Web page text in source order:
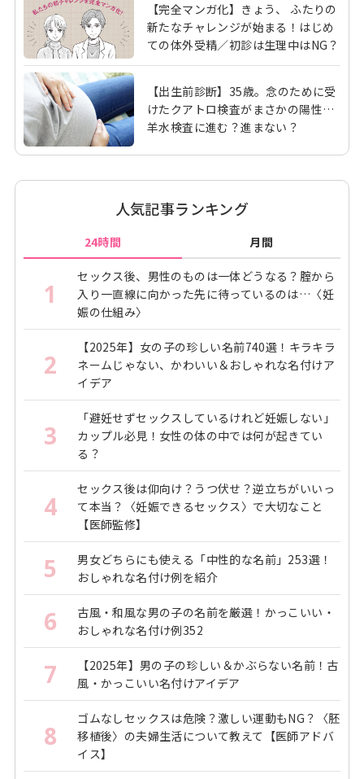
【完全マンガ化】きょう、 ふたりの
新たなチャレンジが始まる！はじめ
ての体外受精／初診は生理中はNG？
【出生前診断】35歳。念のために受
けたクアトロ検査がまさかの陽性…
羊水検査に進む？進まない？
人気記事ランキング
24時間 月間
1
セックス後、男性のものは一体どうなる？腟から
入り一直線に向かった先に待っているのは…〈妊
娠の仕組み〉
2
【2025年】女の子の珍しい名前740選！キラキラ
ネームじゃない、かわいい＆おしゃれな名付けア
イデア
3
「避妊せずセックスしているけれど妊娠しない」
カップル必見！女性の体の中では何が起きてい
る？
4
セックス後は仰向け？うつ伏せ？逆立ちがいいっ
て本当？〈妊娠できるセックス〉で大切なこと
【医師監修】
5
男女どちらにも使える「中性的な名前」253選！
おしゃれな名付け例を紹介
6
古風・和風な男の子の名前を厳選！かっこいい・
おしゃれな名付け例352
7
【2025年】男の子の珍しい＆かぶらない名前！古
風・かっこいい名付けアイデア
8
ゴムなしセックスは危険？激しい運動もNG？〈胚
移植後〉の夫婦生活について教えて【医師アドバ
イス】